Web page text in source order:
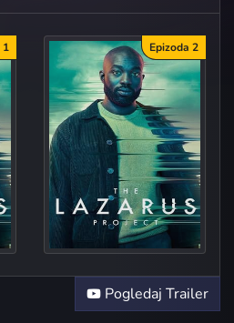
1 Epizoda 2
Episo
Pogledaj Trailer